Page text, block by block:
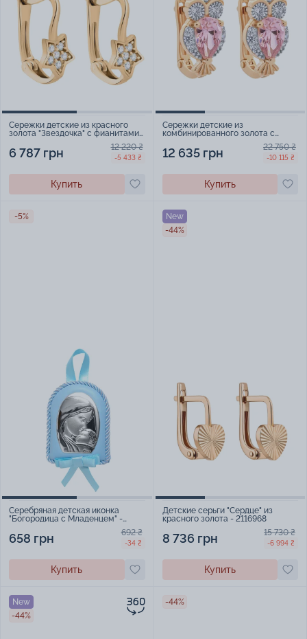
Сережки детские из красного
золота "Звездочка" с фианитами -
6 787 грн 12 220 ₴
-5 433 ₴
Купить
Сережки детские из
комбинированного золота с
"Сова" - 1485530
12 635 грн 22 750 ₴
-10 115 ₴
Купить
-5%
Серебряная детская иконка
"Богородица с Младенцем" -
658 грн 692 ₴
-34 ₴
Купить
New
-44%
Детские серьги "Сердце" из
красного золота - 2116968
8 736 грн 15 730 ₴
-6 994 ₴
Купить
New
-44%
-44%